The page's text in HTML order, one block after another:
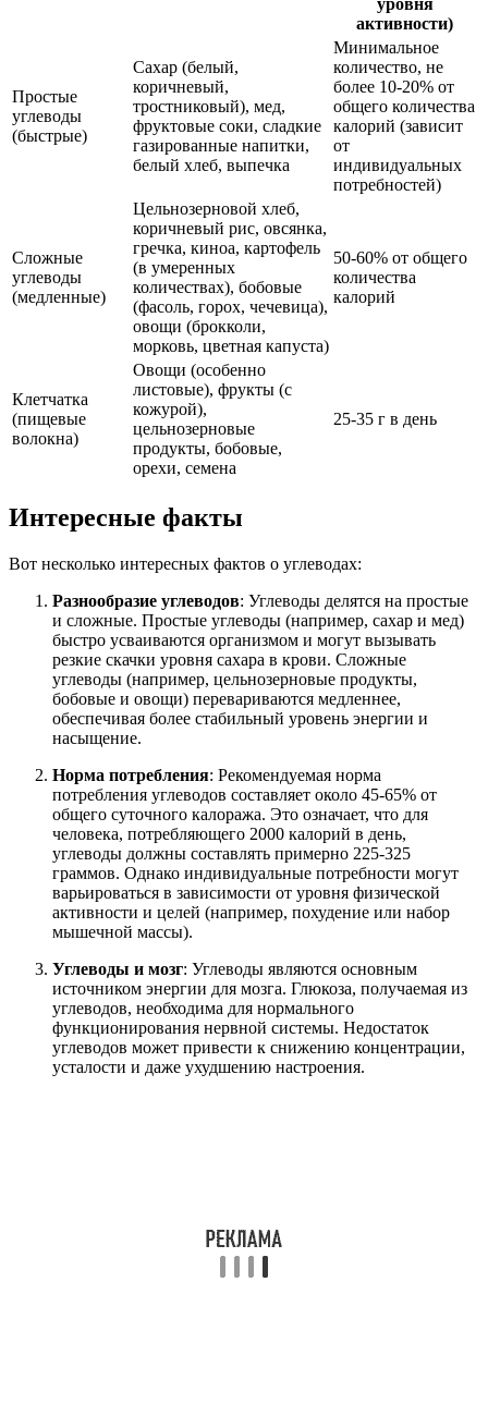
уровня
активности)
Простые
углеводы
(быстрые)
Сахар (белый,
коричневый,
тростниковый), мед,
фруктовые соки, сладкие
газированные напитки,
белый хлеб, выпечка
Минимальное
количество, не
более 10-20% от
общего количества
калорий (зависит
от
индивидуальных
потребностей)
Сложные
углеводы
(медленные)
Цельнозерновой хлеб,
коричневый рис, овсянка,
гречка, киноа, картофель
(в умеренных
количествах), бобовые
(фасоль, горох, чечевица),
овощи (брокколи,
морковь, цветная капуста)
50-60% от общего
количества
калорий
Клетчатка
(пищевые
волокна)
Овощи (особенно
листовые), фрукты (с
кожурой),
цельнозерновые
продукты, бобовые,
орехи, семена
25-35 г в день
Интересные факты
Вот несколько интересных фактов о углеводах:
Разнообразие углеводов: Углеводы делятся на простые
и сложные. Простые углеводы (например, сахар и мед)
быстро усваиваются организмом и могут вызывать
резкие скачки уровня сахара в крови. Сложные
углеводы (например, цельнозерновые продукты,
бобовые и овощи) перевариваются медленнее,
обеспечивая более стабильный уровень энергии и
насыщение.
Норма потребления: Рекомендуемая норма
потребления углеводов составляет около 45-65% от
общего суточного калоража. Это означает, что для
человека, потребляющего 2000 калорий в день,
углеводы должны составлять примерно 225-325
граммов. Однако индивидуальные потребности могут
варьироваться в зависимости от уровня физической
активности и целей (например, похудение или набор
мышечной массы).
Углеводы и мозг: Углеводы являются основным
источником энергии для мозга. Глюкоза, получаемая из
углеводов, необходима для нормального
функционирования нервной системы. Недостаток
углеводов может привести к снижению концентрации,
усталости и даже ухудшению настроения.